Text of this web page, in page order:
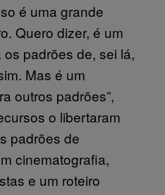
é uma grande
Quero dizer, é um
padrões de, sei lá,
Mas é um
outros padrões”,
o libertaram
padrões de
cinematografia,
e um roteiro